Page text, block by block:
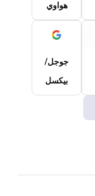
هواوي
جوجل/
بيكسل